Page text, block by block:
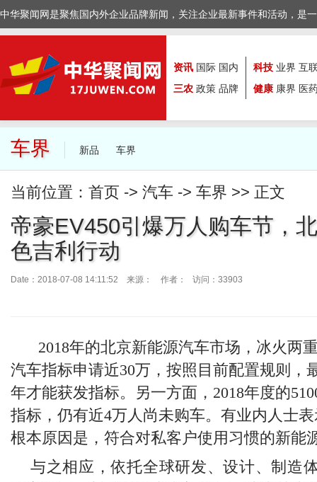
中华聚闻网是聚焦国内外企业品牌新闻，关注企业最新事件和活动，是
资讯 国际 国内
三农 政策 品牌
科技 业界 互
健康 康界 医
车界 新品 车界
当前位置： 首页 -> 汽车 -> 车界 >> 正文
帝豪EV450引爆万人购车节，
色吉利行动
Date：2018-07-08 14:11:52 来源： 作者： 访问：33903
2018年的北京新能源汽车市场，冰火两
汽车指标申请近30万，按照目前配置规则，
年才能获发指标。另一方面，2018年度的5
指标，仍有近4万人尚未购车。有业内人士
根本原因是，符合对私客户使用习惯的新能
与之相应，依托全球研发、设计、制造